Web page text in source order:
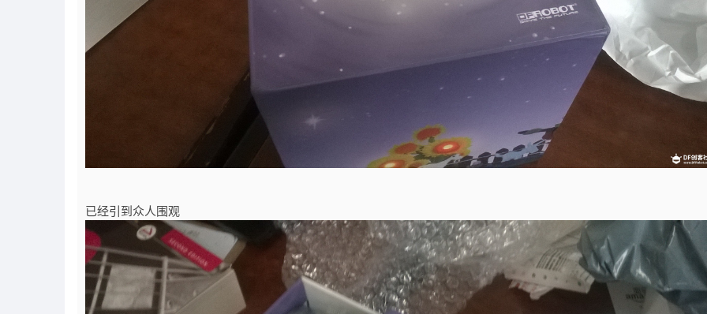
已经引到众人围观